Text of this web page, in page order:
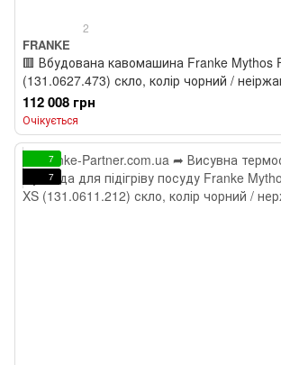
2
FRANKE
🟥 Вбудована кавомашина Franke Mythos
(131.0627.473) скло, колір чорний /
112 008 грн
Очікується
7
7